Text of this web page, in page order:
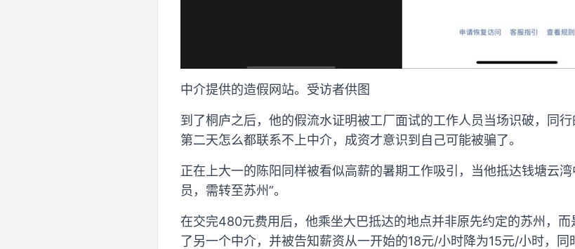
中介提供的造假网站。受访者供图
到了桐庐之后，他的假流水证明被工厂面试的工作人员当场识破，同
第二天怎么都联系不上中介，成资才意识到自己可能被骗了。
正在上大一的陈阳同样被看似高薪的暑期工作吸引，当他抵达钱塘云
员，需转至苏州”。
在交完480元费用后，他乘坐大巴抵达的地点并非原先约定的苏州，
了另一个中介，并被告知薪资从一开始的18元/小时降为15元/小时，